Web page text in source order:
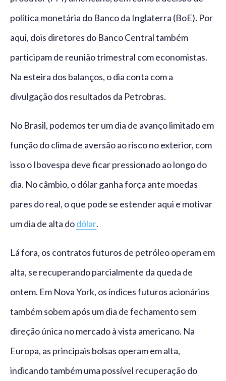
política monetária do Banco da Inglaterra (BoE). Por
aqui, dois diretores do Banco Central também
participam de reunião trimestral com economistas.
Na esteira dos balanços, o dia conta com a
divulgação dos resultados da Petrobras.
No Brasil, podemos ter um dia de avanço limitado em
função do clima de aversão ao risco no exterior, com
isso o Ibovespa deve ficar pressionado ao longo do
dia. No câmbio, o dólar ganha força ante moedas
pares do real, o que pode se estender aqui e motivar
um dia de alta dodólar.
Lá fora, os contratos futuros de petróleo operam em
alta, se recuperando parcialmente da queda de
ontem. Em Nova York, os índices futuros acionários
também sobem após um dia de fechamento sem
direção única no mercado à vista americano. Na
Europa, as principais bolsas operam em alta,
indicando também uma possível recuperação do